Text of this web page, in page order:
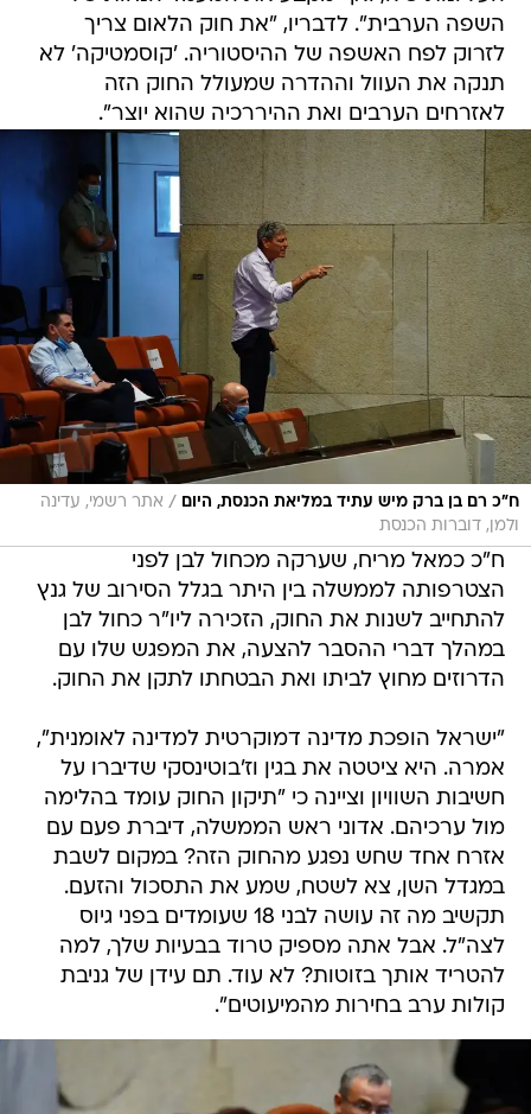
השפה הערבית". לדבריו, "את חוק הלאום צריך
לזרוק לפח האשפה של ההיסטוריה. 'קוסמטיקה' לא
תנקה את העוול וההדרה שמעולל החוק הזה
לאזרחים הערבים ואת ההיררכיה שהוא יוצר".
ח"כ רם בן ברק מיש עתיד במליאת הכנסת, היום / אתר רשמי, עדינה
ולמן, דוברות הכנסת
ח"כ כמאל מריח, שערקה מכחול לבן לפני
הצטרפותה לממשלה בין היתר בגלל הסירוב של גנץ
להתחייב לשנות את החוק, הזכירה ליו"ר כחול לבן
במהלך דברי ההסבר להצעה, את המפגש שלו עם
הדרוזים מחוץ לביתו ואת הבטחתו לתקן את החוק.
"ישראל הופכת מדינה דמוקרטית למדינה לאומנית",
אמרה. היא ציטטה את בגין וז'בוטינסקי שדיברו על
חשיבות השוויון וציינה כי "תיקון החוק עומד בהלימה
מול ערכיהם. אדוני ראש הממשלה, דיברת פעם עם
אזרח אחד שחש נפגע מהחוק הזה? במקום לשבת
במגדל השן, צא לשטח, שמע את התסכול והזעם.
תקשיב מה זה עושה לבני 18 שעומדים בפני גיוס
לצה"ל. אבל אתה מספיק טרוד בבעיות שלך, למה
להטריד אותך בזוטות? לא עוד. תם עידן של גניבת
קולות ערב בחירות מהמיעוטים".